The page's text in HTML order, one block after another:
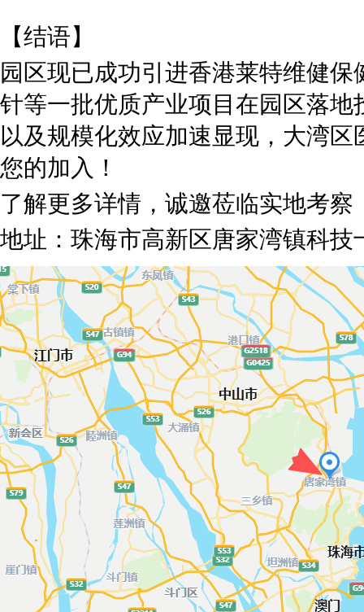
【结语】
园区现已成功引进香港莱特维健
针等一批优质产业项目在园区落
以及规模化效应加速显现，大湾
您的加入！
了解更多详情，诚邀莅临实地考察
地址：珠海市高新区唐家湾镇科技